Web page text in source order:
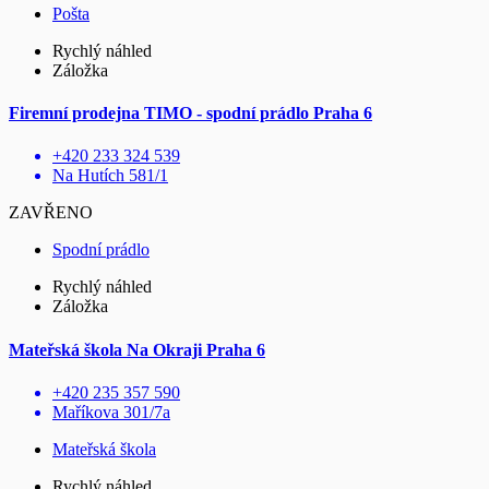
Pošta
Rychlý náhled
Záložka
Firemní prodejna TIMO - spodní prádlo Praha 6
+420 233 324 539
Na Hutích 581/1
ZAVŘENO
Spodní prádlo
Rychlý náhled
Záložka
Mateřská škola Na Okraji Praha 6
+420 235 357 590
Maříkova 301/7a
Mateřská škola